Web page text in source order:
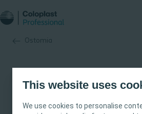
This website uses
We use cookies to personalise
Ostomia